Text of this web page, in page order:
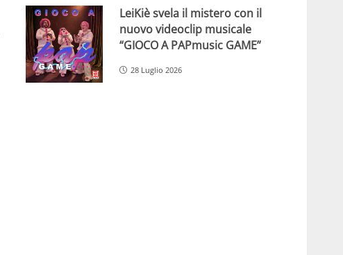
LeiKiè svela il mistero con il
nuovo videoclip musicale
“GIOCO A PAPmusic GAME”
28 Luglio 2026